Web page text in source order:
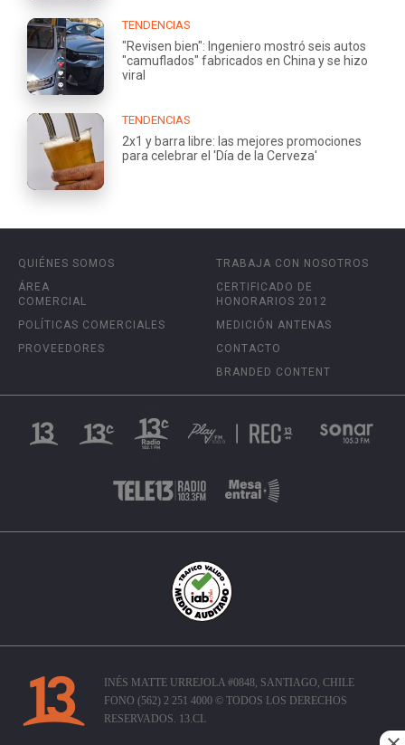
TENDENCIAS
"Revisen bien": Ingeniero mostró seis autos
"camuflados" fabricados en China y se hizo
viral
TENDENCIAS
2x1 y barra libre: las mejores promociones
para celebrar el 'Día de la Cerveza'
QUIÉNES SOMOS
ÁREA
COMERCIAL
POLÍTICAS COMERCIALES
PROVEEDORES
TRABAJA CON NOSOTROS
CERTIFICADO DE
HONORARIOS 2012
MEDICIÓN ANTENAS
CONTACTO
BRANDED CONTENT
INÉS MATTE URREJOLA #0848, SANTIAGO, CHILE
FONO (562) 2 251 4000 © TODOS LOS DERECHOS
RESERVADOS. 13.CL